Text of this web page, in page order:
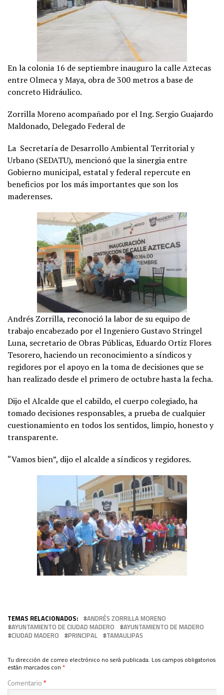
En la colonia 16 de septiembre inauguro la calle Aztecas
entre Olmeca y Maya, obra de 300 metros a base de
concreto Hidráulico.
Zorrilla Moreno acompañado por el Ing. Sergio Guajardo
Maldonado, Delegado Federal de
La Secretaría de Desarrollo Ambiental Territorial y
Urbano (SEDATU), mencionó que la sinergia entre
Gobierno municipal, estatal y federal repercute en
beneficios por los más importantes que son los
maderenses.
Andrés Zorrilla, reconoció la labor de su equipo de
trabajo encabezado por el Ingeniero Gustavo Stringel
Luna, secretario de Obras Públicas, Eduardo Ortiz Flores
Tesorero, haciendo un reconocimiento a síndicos y
regidores por el apoyo en la toma de decisiones que se
han realizado desde el primero de octubre hasta la fecha.
Dijo el Alcalde que el cabildo, el cuerpo colegiado, ha
tomado decisiones responsables, a prueba de cualquier
cuestionamiento en todos los sentidos, limpio, honesto y
transparente.
“Vamos bien”, dijo el alcalde a síndicos y regidores.
TEMAS RELACIONADOS:
ANDRÉS ZORRILLA MORENO
AYUNTAMIENTO DE CIUDAD MADERO
AYUNTAMIENTO DE MADERO
CIUDAD MADERO
PRINCIPAL TAMAULIPAS
Tu dirección de correo electrónico no será publicada. Los campos obligatorios
están marcados con *
Comentario*